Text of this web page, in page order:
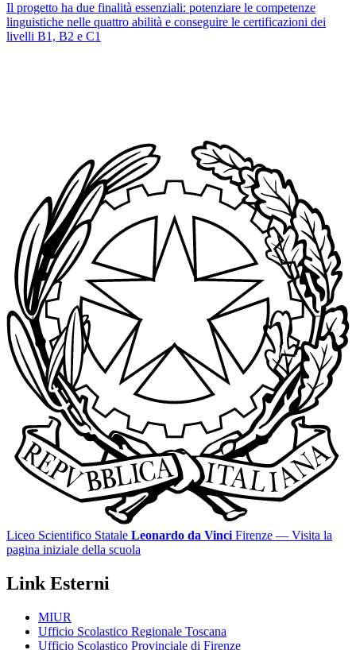
Il progetto ha due finalità essenziali: potenziare le competenze
linguistiche nelle quattro abilità e conseguire le certificazioni dei
livelli B1, B2 e C1
Liceo Scientifico Statale Leonardo da Vinci Firenze — Visita la
pagina iniziale della scuola
Link Esterni
MIUR
Ufficio Scolastico Regionale Toscana
Ufficio Scolastico Provinciale di Firenze